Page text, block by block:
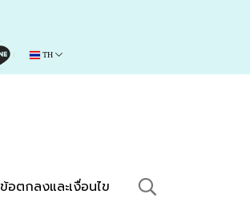
TH
ข้อตกลงและเงื่อนไข